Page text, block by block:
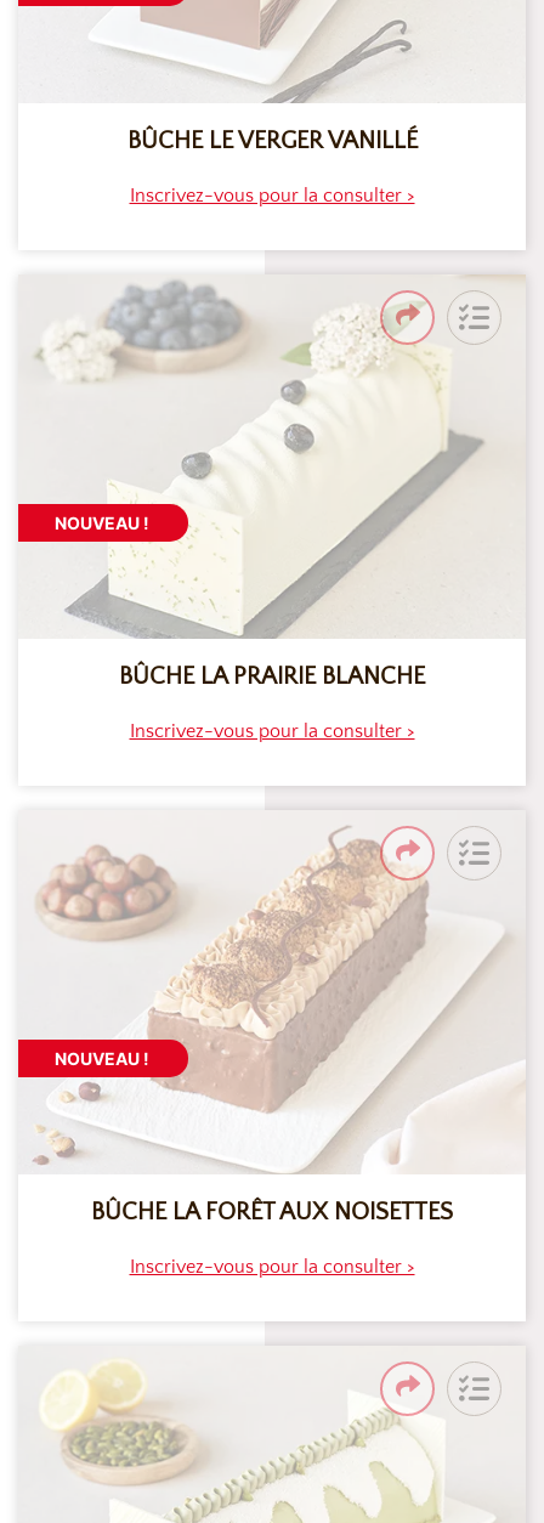
BÛCHE LE VERGER VANILLÉ
Inscrivez-vous pour la consulter >
NOUVEAU !
BÛCHE LA PRAIRIE BLANCHE
Inscrivez-vous pour la consulter >
NOUVEAU !
BÛCHE LA FORÊT AUX NOISETTES
Inscrivez-vous pour la consulter >